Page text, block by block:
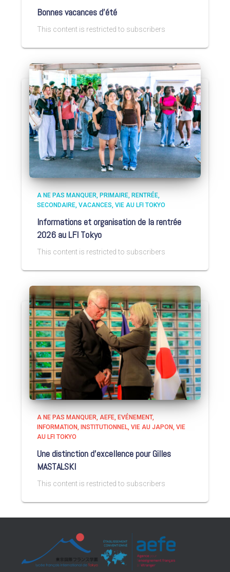
Bonnes vacances d’été
This content is restricted to subscribers
A NE PAS MANQUER PRIMAIRE RENTRÉE
SECONDAIRE VACANCES VIE AU LFI TOKYO
Informations et organisation de la rentrée
2026 au LFI Tokyo
This content is restricted to subscribers
A NE PAS MANQUER AEFE EVÉNEMENT
INFORMATION
INSTITUTIONNEL VIE AU JAPON VIE
AU LFI TOKYO
Une distinction d’excellence pour Gilles
MASTALSKI
This content is restricted to subscribers